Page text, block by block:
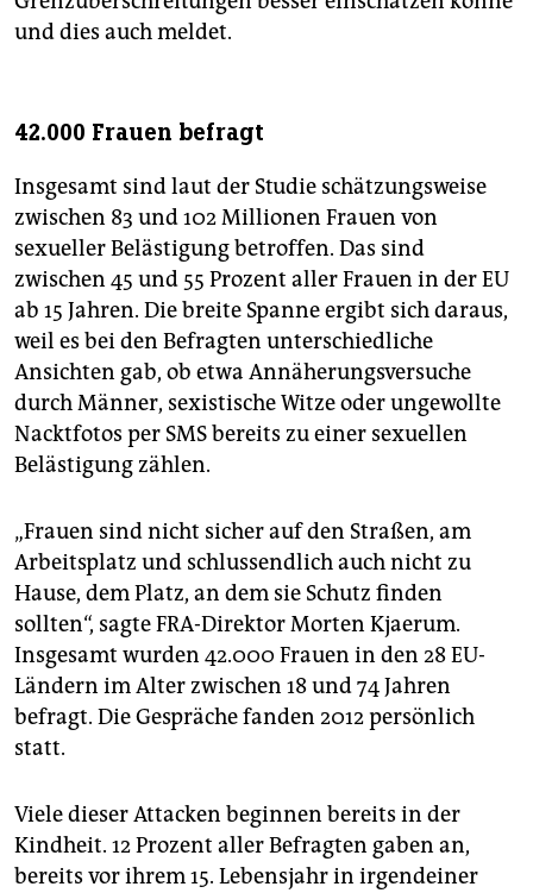
und dies auch meldet.
42.000 Frauen befragt
Insgesamt sind laut der Studie schätzungsweise
zwischen 83 und 102 Millionen Frauen von
sexueller Belästigung betroffen. Das sind
zwischen 45 und 55 Prozent aller Frauen in der EU
ab 15 Jahren. Die breite Spanne ergibt sich daraus,
weil es bei den Befragten unterschiedliche
Ansichten gab, ob etwa Annäherungsversuche
durch Männer, sexistische Witze oder ungewollte
Nacktfotos per SMS bereits zu einer sexuellen
Belästigung zählen.
„Frauen sind nicht sicher auf den Straßen, am
Arbeitsplatz und schlussendlich auch nicht zu
Hause, dem Platz, an dem sie Schutz finden
sollten“, sagte FRA-Direktor Morten Kjaerum.
Insgesamt wurden 42.000 Frauen in den 28 EU-
Ländern im Alter zwischen 18 und 74 Jahren
befragt. Die Gespräche fanden 2012 persönlich
statt.
Viele dieser Attacken beginnen bereits in der
Kindheit. 12 Prozent aller Befragten gaben an,
bereits vor ihrem 15. Lebensjahr in irgendeiner